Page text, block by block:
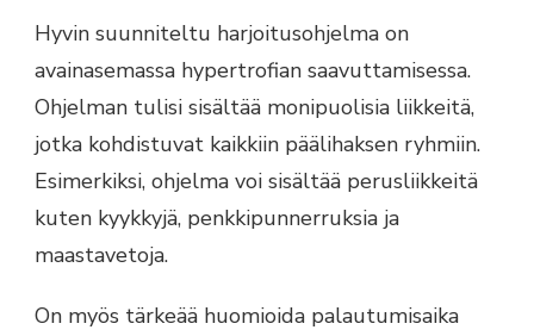
Hyvin suunniteltu harjoitusohjelma on
avainasemassa hypertrofian saavuttamisessa.
Ohjelman tulisi sisältää monipuolisia liikkeitä,
jotka kohdistuvat kaikkiin päälihaksen ryhmiin.
Esimerkiksi, ohjelma voi sisältää perusliikkeitä
kuten kyykkyjä, penkkipunnerruksia ja
maastavetoja.
On myös tärkeää huomioida palautumisaika